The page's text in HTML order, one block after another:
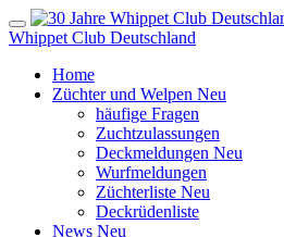
Whippet Club Deutschland
Home
Züchter und Welpen Neu
häufige Fragen
Zuchtzulassungen
Deckmeldungen Neu
Wurfmeldungen
Züchterliste Neu
Deckrüdenliste
News Neu